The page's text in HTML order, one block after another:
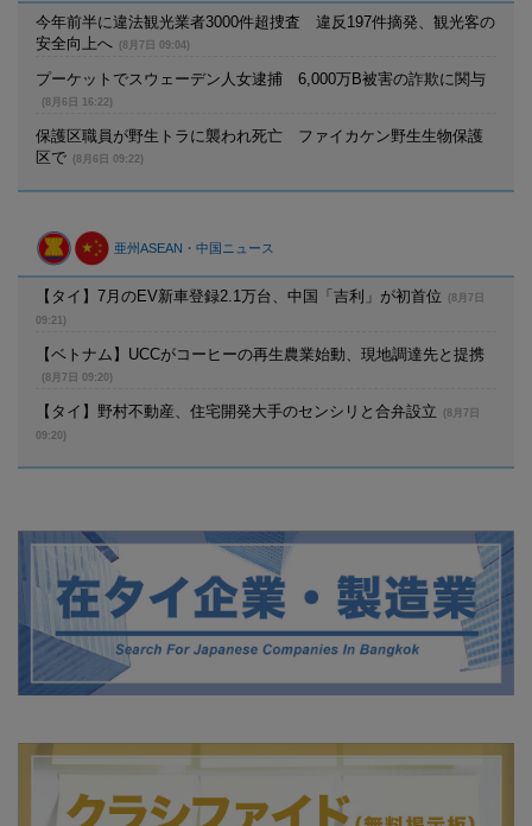
今年前半に違法観光業者3000件超捜査 違反197件摘発、観光客の
安全向上へ
(8月7日 09:04)
プーケットでスウェーデン人女逮捕 6,000万B被害の詐欺に関与
(8月6日 16:22)
保護区職員が野生トラに襲われ死亡 ファイカケン野生生物保護
区で
(8月6日 09:22)
亜州ASEAN・中国ニュース
【タイ】7月のEV新車登録2.1万台、中国「吉利」が初首位
(8月7日
09:21)
【ベトナム】UCCがコーヒーの再生農業始動、現地調達先と提携
(8月7日 09:20)
【タイ】野村不動産、住宅開発大手のセンシリと合弁設立
(8月7日
09:20)